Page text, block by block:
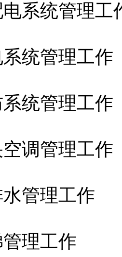
系统管理工
统管理工作
统管理工作
调管理工作
管理工作
理工作